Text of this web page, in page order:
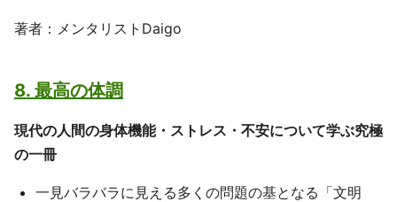
著者：メンタリストDaigo
8. 最高の体調
現代の人間の身体機能・ストレス・不安について学ぶ究極
の一冊
一見バラバラに見える多くの問題の基となる「文明